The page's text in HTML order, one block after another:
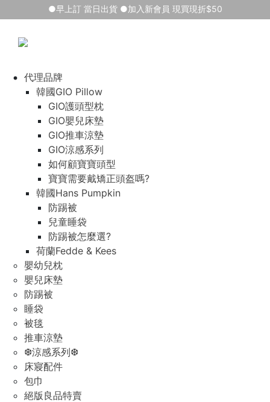
代理品牌
韓國GIO Pillow
GIO護頭型枕
GIO嬰兒床墊
GIO推車涼墊
GIO涼感系列
如何顧寶寶頭型
寶寶需要戴矯正頭盔嗎?
韓國Hans Pumpkin
防踢被
兒童睡袋
防踢被怎麼選?
荷蘭Fedde & Kees
嬰幼兒枕
嬰兒床墊
防踢被
睡袋
被毯
推車涼墊
❆涼感系列❆
床寢配件
包巾
絕版良品特賣
●早上訂 當日出貨 ●加入新會員 現買現折$50